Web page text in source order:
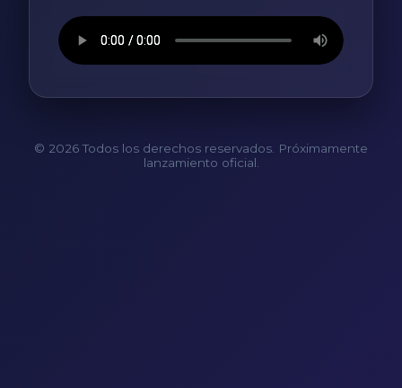
© 2026 Todos los derechos reservados. Próximamente
lanzamiento oficial.